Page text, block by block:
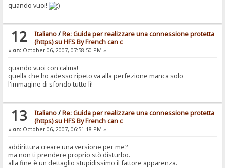
quando vuoi!
12 Italiano/Re: Guida per realizzare una connessione protetta
(https) su HFS By French can c
« on: October 06, 2007, 07:58:50 PM »
quando vuoi con calma!
quella che ho adesso ripeto va alla perfezione manca solo
l'immagine di sfondo tutto lì!
13 Italiano/Re: Guida per realizzare una connessione protetta
(https) su HFS By French can c
« on: October 06, 2007, 06:51:18 PM »
addirittura creare una versione per me?
ma non ti prendere proprio stò disturbo.
alla fine è un dettaglio stupidissimo il fattore apparenza.